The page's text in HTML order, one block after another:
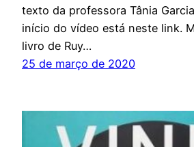
texto da professora Tânia
início do vídeo está neste link.
livro de Ruy…
25 de março de 2020